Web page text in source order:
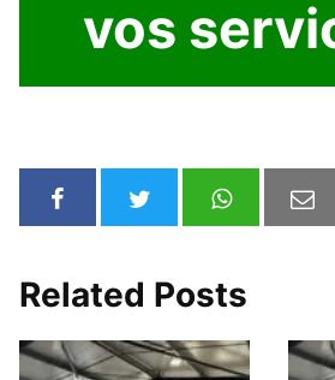
vos
Related Posts